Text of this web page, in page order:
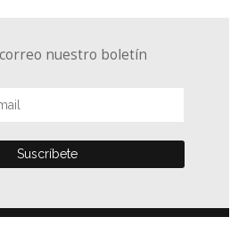
nuestro boletín